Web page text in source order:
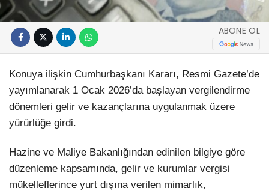
ABONE OL
Konuya ilişkin Cumhurbaşkanı Kararı, Resmi Gazete’de
yayımlanarak 1 Ocak 2026’da başlayan vergilendirme
dönemleri gelir ve kazançlarına uygulanmak üzere
yürürlüğe girdi.
Hazine ve Maliye Bakanlığından edinilen bilgiye göre
düzenleme kapsamında, gelir ve kurumlar vergisi
mükelleflerince yurt dışına verilen mimarlık,